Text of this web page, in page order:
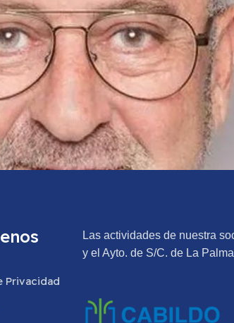
Privacidad
Las actividades de nuestra
y el Ayto. de S/C. de La